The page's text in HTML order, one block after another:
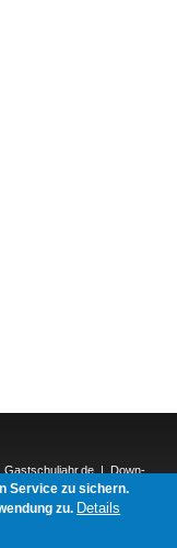
Gastschuljahr.de|Down-
|ReiseTops.com|
Service zu sichern.
zu. Details